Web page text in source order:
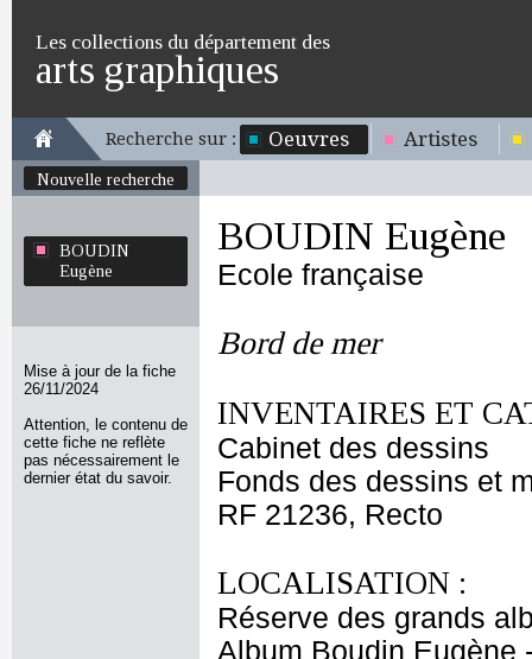
Les collections du département des
arts graphiques
Recherche sur : Oeuvres Artistes
Nouvelle recherche
BOUDIN
Eugène
Mise à jour de la fiche
26/11/2024
Attention, le contenu de
cette fiche ne reflète
pas nécessairement le
dernier état du savoir.
BOUDIN Eugène
Ecole française
Bord de mer
INVENTAIRES ET
Cabinet des dessins
Fonds des dessins et
RF 21236, Recto
LOCALISATION :
Réserve des grands
Album Boudin Eugène